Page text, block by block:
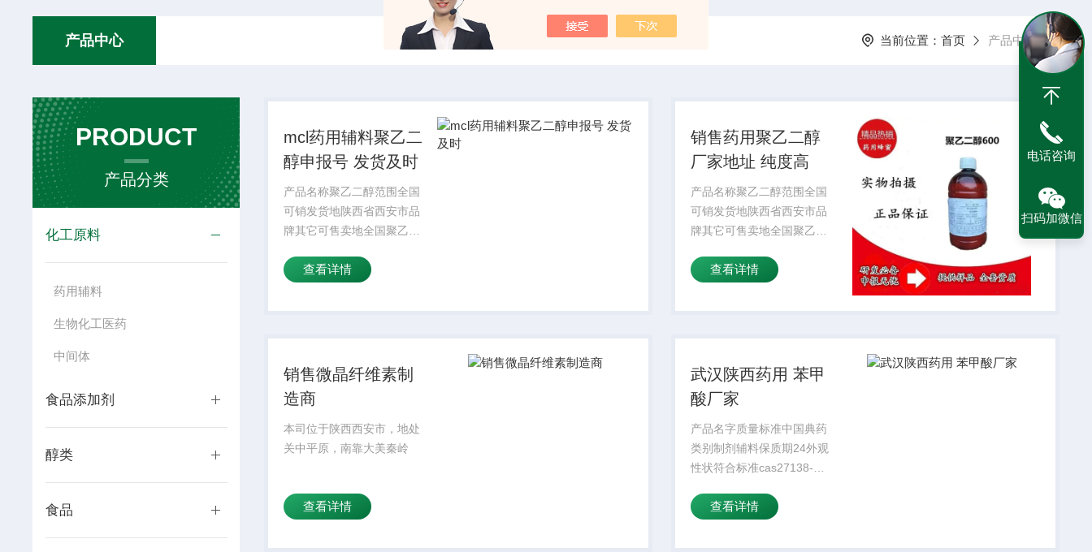
产品中心 当前位置： 首页 产品中心
PRODUCT
产品分类
化工原料
药用辅料
生物化工医药
中间体
食品添加剂
醇类
食品
mcl药用辅料聚乙二
醇申报号 发货及时
产品名称聚乙二醇范围全国
可销发货地陕西省西安市品
牌其它可售卖地全国聚乙二
如剂、局部用制剂、眼用制
查看详情
销售药用聚乙二醇
厂家地址 纯度高
产品名称聚乙二醇范围全国
可销发货地陕西省西安市品
牌其它可售卖地全国聚乙二
如剂、局部用制剂、眼用制
查看详情
销售微晶纤维素制
造商
本司位于陕西西安市，地处
关中平原，南靠大美秦岭
查看详情
武汉陕西药用 苯甲
酸厂家
产品名字质量标准中国典药
类别制剂辅料保质期24外观
性状符合标准cas27138-
环保增塑剂类型DOA增塑剂
性较大，易穿透进入细胞体
查看详情
电话咨询
扫码加微信